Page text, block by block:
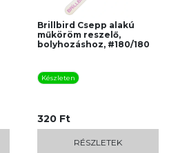
Brillbird Csepp alakú
műköröm reszelő,
bolyhozáshoz, #180/180
Készleten
320 Ft
RÉSZLETEK